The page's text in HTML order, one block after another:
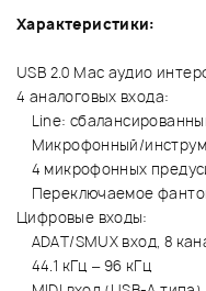
Характеристики:
USB 2.0 Мас аудио
4 аналоговых входа:
Line:
Микрофонный/
4 микрофонных
Переключаемое
Цифровые входы:
ADAT/SMUX вход, 8
44.1 кГц – 96 кГц